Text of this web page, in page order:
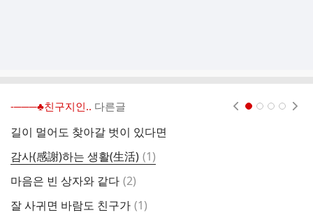
-───♣친구지인.. 다른글
길이 멀어도 찾아갈 벗이 있다면
감사(感謝)하는 생활(生活) 댓
글
(1)
마음은 빈 상자와 같다 댓
(2)
잘 사귀면 바람도 친구가 댓
(1)